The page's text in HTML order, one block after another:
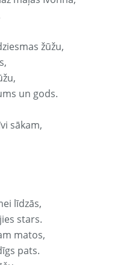
žūžu,
un gods.
sākam,
līdzās,
stars.
matos,
pats.